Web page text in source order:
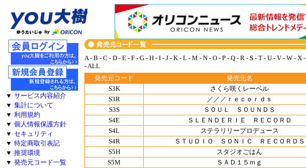
▼ サービス内容紹介
▼ 集計について
▼ 利用規約
▼ 個人情報保護方針
▼ セキュリティ
▼ 特定商取引表記
▼ 推奨環境
▼ 発売元コード一覧
A- B - C - D - E - F - G - H - I - J - K - L - M - N - O - P - Q - R - S - T - U - V - W - X -
-ALL
発売元コード
発売元名
S3K
さくら咲くレーベル
S3R
／／／ｒｅｃｏｒｄｓ
S3S
ＳＯＵＬ ＳＯＵＮＤＳ
S4E
ＳＬＥＮＤＥＲＩＥ ＲＥＣＯＲＤ
S4L
ステラリリープロデュース
S4R
ＳＴＵＤＩＯ ＳＯＮＩＣ ＲＥＣＯＲＤＳ
S5H
スタジオごはん
S5M
ＳＡＤ１５ｍｇ